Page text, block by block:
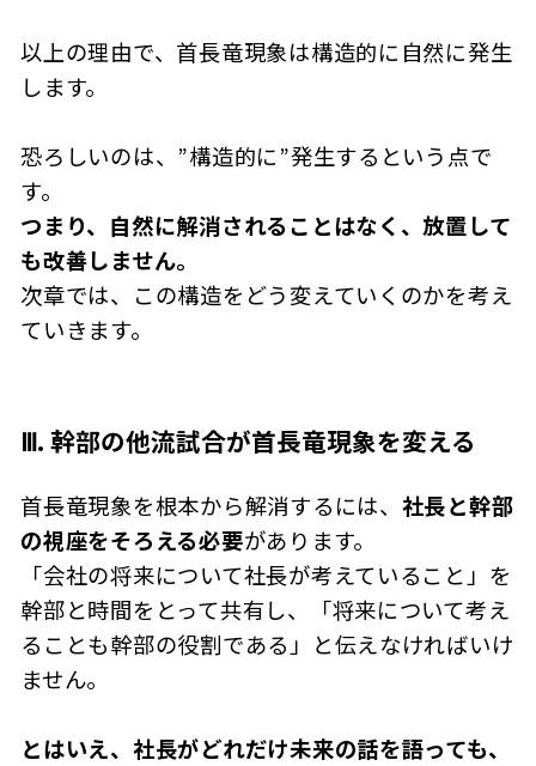
以上の理由で、首長竜現象は構造的に自然に発生
します。
恐ろしいのは、”構造的に”発生するという点で
す。
つまり、自然に解消されることはなく、放置して
も改善しません。
次章では、この構造をどう変えていくのかを考え
ていきます。
Ⅲ. 幹部の他流試合が首長竜現象を変える
首長竜現象を根本から解消するには、 社長と幹部
の視座をそろえる必要があります。
「会社の将来について社長が考えていること」を
幹部と時間をとって共有し、「将来について考え
ることも幹部の役割である」と伝えなければいけ
ません。
とはいえ、社長がどれだけ未来の話を語っても、